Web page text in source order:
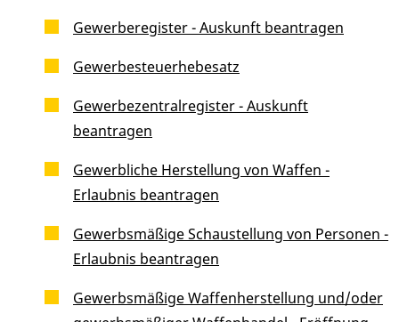
Gewerberegister - Auskunft beantragen
Gewerbesteuerhebesatz
Gewerbezentralregister - Auskunft
beantragen
Gewerbliche Herstellung von Waffen -
Erlaubnis beantragen
Gewerbsmäßige Schaustellung von Personen -
Erlaubnis beantragen
Gewerbsmäßige Waffenherstellung und/oder